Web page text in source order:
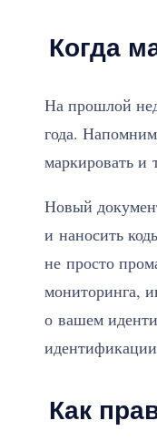
Когда
На прошлой
года.
маркировать и
Новый
и наносить
не просто
мониторинга,
о вашем
Как